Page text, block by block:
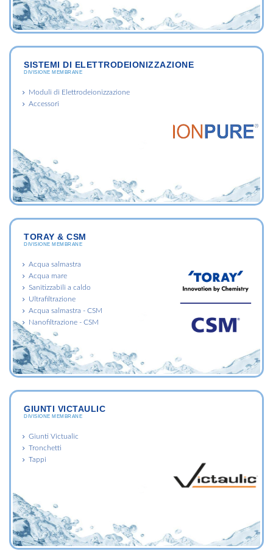
SISTEMI DI ELETTRODEIONIZZAZIONE
DIVISIONE MEMBRANE
Moduli di Elettrodeionizzazione
Accessori
TORAY & CSM
DIVISIONE MEMBRANE
Acqua salmastra
Acqua mare
Sanitizzabili a caldo
Ultrafiltrazione
Acqua salmastra - CSM
Nanofiltrazione - CSM
GIUNTI VICTAULIC
DIVISIONE MEMBRANE
Giunti Victualic
Tronchetti
Tappi